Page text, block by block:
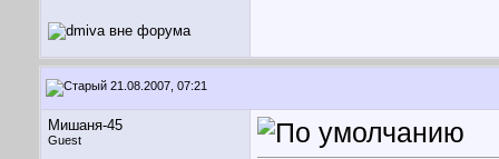
21.08.2007, 07:21
Мишаня-45
Guest